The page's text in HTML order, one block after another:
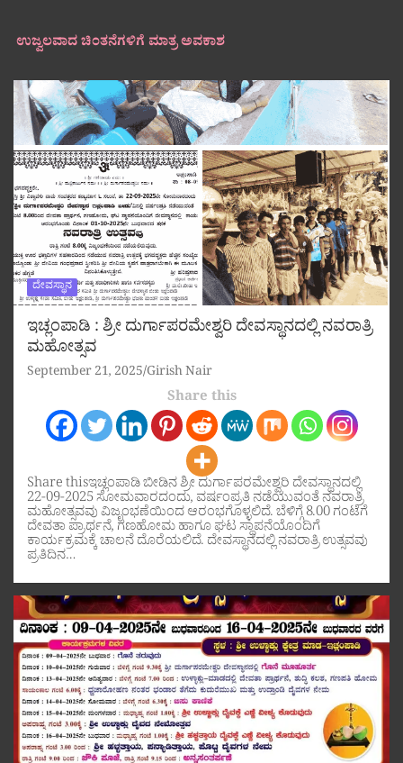
ಉಜ್ವಲವಾದ ಚಿಂತನೆಗಳಿಗೆ ಮಾತ್ರ ಅವಕಾಶ
ದೇವಸ್ಥಾನ
ಇಚ್ಲಂಪಾಡಿ : ಶ್ರೀ ದುರ್ಗಾಪರಮೇಶ್ವರಿ ದೇವಸ್ಥಾನದಲ್ಲಿ ನವರಾತ್ರಿ
ಮಹೋತ್ಸವ
September 21, 2025 Girish Nair
Share this
Share thisಇಚ್ಲಂಪಾಡಿ ಬೀಡಿನ ಶ್ರೀ ದುರ್ಗಾಪರಮೇಶ್ವರಿ ದೇವಸ್ಥಾನದಲ್ಲಿ
22-09-2025 ಸೋಮವಾರದಂದು, ವರ್ಷಂಪ್ರತಿ ನಡೆಯುವಂತೆ ನವರಾತ್ರಿ
ಮಹೋತ್ಸವವು ವಿಜೃಂಭಣೆಯಿಂದ ಆರಂಭಗೊಳ್ಳಲಿದೆ. ಬೆಳಿಗ್ಗೆ 8.00 ಗಂಟೆಗೆ
ದೇವತಾ ಪ್ರಾರ್ಥನೆ, ಗಣಹೋಮ ಹಾಗೂ ಘಟ ಸ್ಥಾಪನೆಯೊಂದಿಗೆ
ಕಾರ್ಯಕ್ರಮಕ್ಕೆ ಚಾಲನೆ ದೊರೆಯಲಿದೆ. ದೇವಸ್ಥಾನದಲ್ಲಿ ನವರಾತ್ರಿ ಉತ್ಸವವು
ಪ್ರತಿದಿನ…